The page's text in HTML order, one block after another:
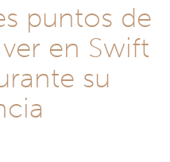
puntos de
en Swift
su